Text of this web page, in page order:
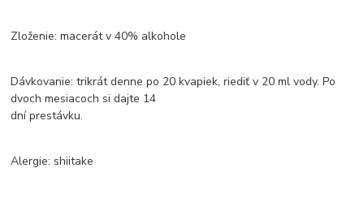
Zloženie: macerát v 40% alkohole
Dávkovanie: trikrát denne po 20 kvapiek, riediť v 20 ml vody. Po
dvoch mesiacoch si dajte 14
dní prestávku.
Alergie: shiitake